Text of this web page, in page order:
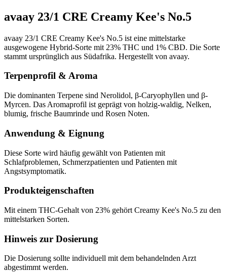
avaay 23/1 CRE Creamy Kee's No.5
avaay 23/1 CRE Creamy Kee's No.5 ist eine mittelstarke
ausgewogene Hybrid-Sorte mit 23% THC und 1% CBD. Die Sorte
stammt ursprünglich aus Südafrika. Hergestellt von avaay.
Terpenprofil & Aroma
Die dominanten Terpene sind Nerolidol, β-Caryophyllen und β-
Myrcen. Das Aromaprofil ist geprägt von holzig-waldig, Nelken,
blumig, frische Baumrinde und Rosen Noten.
Anwendung & Eignung
Diese Sorte wird häufig gewählt von Patienten mit
Schlafproblemen, Schmerzpatienten und Patienten mit
Angstsymptomatik.
Produkteigenschaften
Mit einem THC-Gehalt von 23% gehört Creamy Kee's No.5 zu den
mittelstarken Sorten.
Hinweis zur Dosierung
Die Dosierung sollte individuell mit dem behandelnden Arzt
abgestimmt werden.